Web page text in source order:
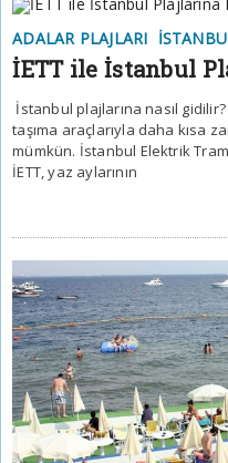
ADALAR PLAJLARI
İETT ile İstanbul
İstanbul plajlarına nasıl
taşıma araçlarıyla daha kısa
mümkün. İstanbul Elektrik
İETT, yaz aylarının